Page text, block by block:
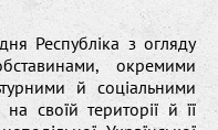
Республіка з огляду
окремими
й соціальними
своїй території й її